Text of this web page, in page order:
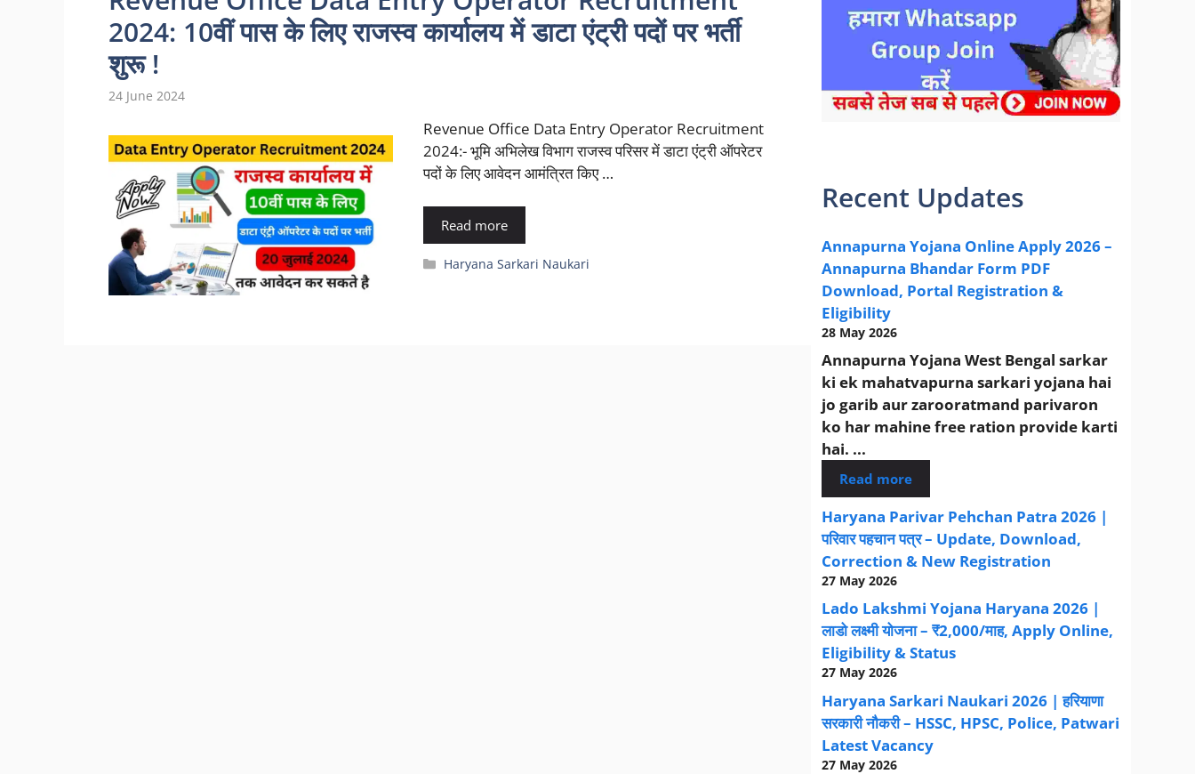
2024: 10वीं पास के लिए राजस्व कार्यालय में डाटा एंट्री पदों पर भर्ती
शुरू !
24 June 2024
Revenue Office Data Entry Operator Recruitment
2024:- भूमि अभिलेख विभाग राजस्व परिसर में डाटा एंट्री ऑपरेटर
पदों के लिए आवेदन आमंत्रित किए …
Read more
Categories
Haryana Sarkari Naukari
Recent Updates
Annapurna Yojana Online Apply 2026 –
Annapurna Bhandar Form PDF
Download, Portal Registration &
Eligibility
28 May 2026
Annapurna Yojana West Bengal sarkar
ki ek mahatvapurna sarkari yojana hai
jo garib aur zarooratmand parivaron
ko har mahine free ration provide karti
hai. ...
Read more
Haryana Parivar Pehchan Patra 2026 |
परिवार पहचान पत्र – Update, Download,
Correction & New Registration
27 May 2026
Lado Lakshmi Yojana Haryana 2026 |
लाडो लक्ष्मी योजना – ₹2,000/माह, Apply Online,
Eligibility & Status
27 May 2026
Haryana Sarkari Naukari 2026 | हरियाणा
सरकारी नौकरी – HSSC, HPSC, Police, Patwari
Latest Vacancy
27 May 2026